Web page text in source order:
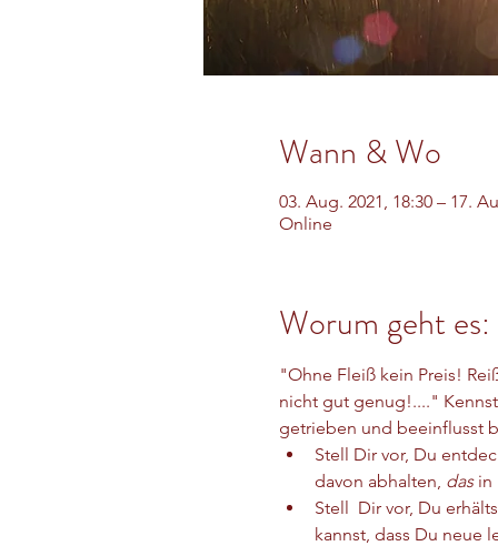
Wann & Wo
03. Aug. 2021, 18:30 – 17.
Online
Worum geht es:
"Ohne Fleiß kein Preis!
nicht gut genug!...."
getrieben und beeinflusst
Stell Dir vor, Du
davon abhalten, das in
Stell  Dir vor, Du
kannst, dass Du neue